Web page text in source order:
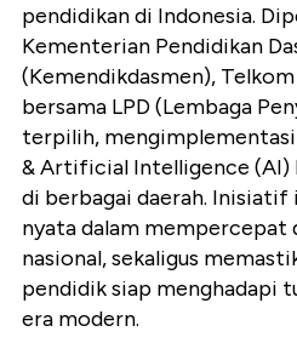
pendidikan di Indonesia.
Kementerian Pendidikan
(Kemendikdasmen),
bersama LPD (Lembaga
terpilih,
& Artificial Intelligence (AI)
di berbagai daerah. Inisiatif
nyata dalam mempercepat
nasional, sekaligus
pendidik siap menghadapi
era modern.